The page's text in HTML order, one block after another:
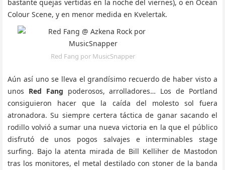
bastante quejas vertidas en la noche del viernes), o en Ocean
Colour Scene, y en menor medida en Kvelertak.
Red Fang por MusicSnapper
Aún así uno se lleva el grandísimo recuerdo de haber visto a
unos Red Fang poderosos, arrolladores… Los de Portland
consiguieron hacer que la caída del molesto sol fuera
atronadora. Su siempre certera táctica de ganar sacando el
rodillo volvió a sumar una nueva victoria en la que el público
disfrutó de unos pogos salvajes e interminables stage
surfing. Bajo la atenta mirada de Bill Kelliher de Mastodon
tras los monitores, el metal destilado con stoner de la banda